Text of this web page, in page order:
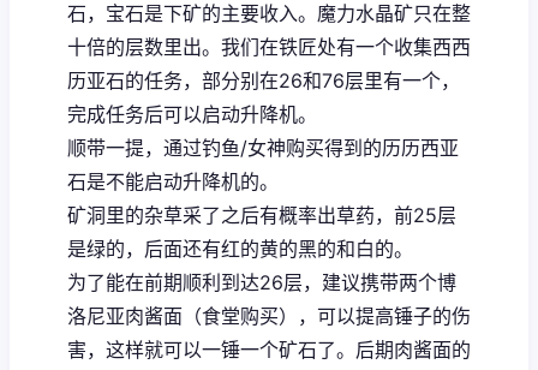
石，宝石是下矿的主要收入。魔力水晶矿只在整
十倍的层数里出。我们在铁匠处有一个收集西西
历亚石的任务，部分别在26和76层里有一个，
完成任务后可以启动升降机。
顺带一提，通过钓鱼/女神购买得到的历历西亚
石是不能启动升降机的。
矿洞里的杂草采了之后有概率出草药，前25层
是绿的，后面还有红的黄的黑的和白的。
为了能在前期顺利到达26层，建议携带两个博
洛尼亚肉酱面（食堂购买），可以提高锤子的伤
害，这样就可以一锤一个矿石了。后期肉酱面的